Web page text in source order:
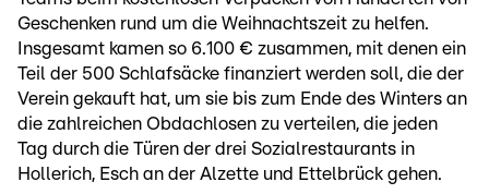
Geschenken rund um die Weihnachtszeit zu helfen.
Insgesamt kamen so 6.100 € zusammen, mit denen ein
Teil der 500 Schlafsäcke finanziert werden soll, die der
Verein gekauft hat, um sie bis zum Ende des Winters an
die zahlreichen Obdachlosen zu verteilen, die jeden
Tag durch die Türen der drei Sozialrestaurants in
Hollerich, Esch an der Alzette und Ettelbrück gehen.